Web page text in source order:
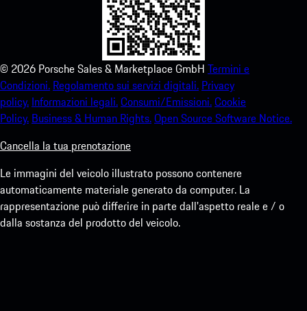
© 2026 Porsche Sales & Marketplace GmbH Termini e
Condizioni. Regolamento sui servizi digitali. Privacy
policy. Informazioni legali.Consumi/Emissioni.Cookie
Policy. Business & Human Rights.Open Source Software Notice.
Cancella la tua prenotazione
Le immagini del veicolo illustrato possono contenere
automaticamente materiale generato da computer. La
rappresentazione può differire in parte dall'aspetto reale e / o
dalla sostanza del prodotto del veicolo.